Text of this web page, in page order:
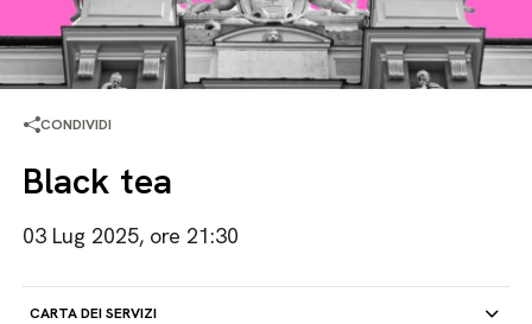
CONDIVIDI
Black tea
03 Lug 2025, ore 21:30
CARTA DEI SERVIZI